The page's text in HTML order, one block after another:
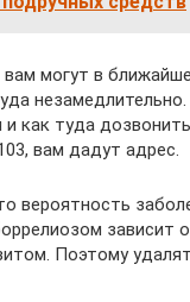
могут в
незамедлительно.
и как туда
вам дадут адрес.
вероятность
зависит
Поэтому